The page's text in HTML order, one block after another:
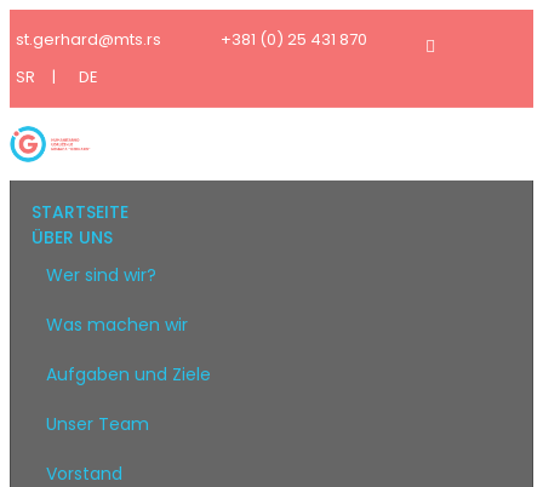
st.gerhard@mts.rs
+381 (0) 25 431 870
SR
| DE
STARTSEITE
ÜBER UNS
Wer sind wir?
Was machen wir
Aufgaben und Ziele
Unser Team
Vorstand